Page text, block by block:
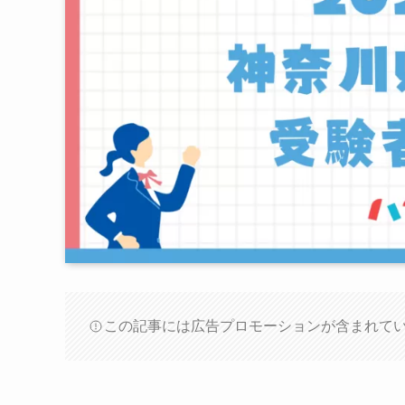
この記事には広告プロモーションが含まれて